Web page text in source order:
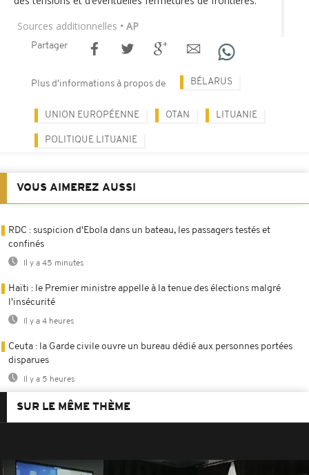
Sources additionnelles • AP
Partager
Plus d'informations à propos de BÉLARUS
UNION EUROPÉENNE OTAN LITUANIE
POLITIQUE LITUANIE
VOUS AIMEREZ AUSSI
RDC : suspicion d'Ebola dans un bateau, les passagers testés et
confinés
Il y a 45 minutes
Haïti : le Premier ministre appelle à la tenue des élections malgré
l'insécurité
Il y a 4 heures
Ceuta : la Garde civile ouvre un bureau dédié aux personnes portées
disparues
Il y a 5 heures
SUR LE MÊME THÈME